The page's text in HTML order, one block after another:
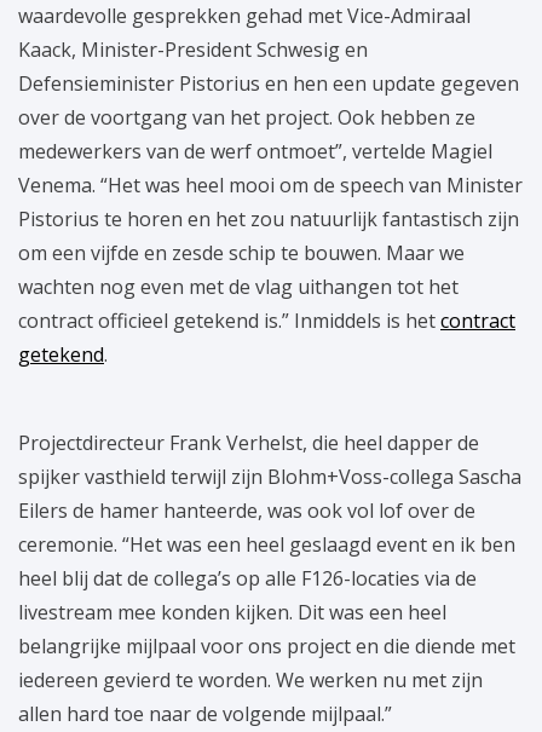
waardevolle gesprekken gehad met Vice-Admiraal
Kaack, Minister-President Schwesig en
Defensieminister Pistorius en hen een update gegeven
over de voortgang van het project. Ook hebben ze
medewerkers van de werf ontmoet”, vertelde Magiel
Venema. “Het was heel mooi om de speech van Minister
Pistorius te horen en het zou natuurlijk fantastisch zijn
om een vijfde en zesde schip te bouwen. Maar we
wachten nog even met de vlag uithangen tot het
contract officieel getekend is.” Inmiddels is hetcontract
getekend.
Projectdirecteur Frank Verhelst, die heel dapper de
spijker vasthield terwijl zijn Blohm+Voss-collega Sascha
Eilers de hamer hanteerde, was ook vol lof over de
ceremonie. “Het was een heel geslaagd event en ik ben
heel blij dat de collega’s op alle F126-locaties via de
livestream mee konden kijken. Dit was een heel
belangrijke mijlpaal voor ons project en die diende met
iedereen gevierd te worden. We werken nu met zijn
allen hard toe naar de volgende mijlpaal.”